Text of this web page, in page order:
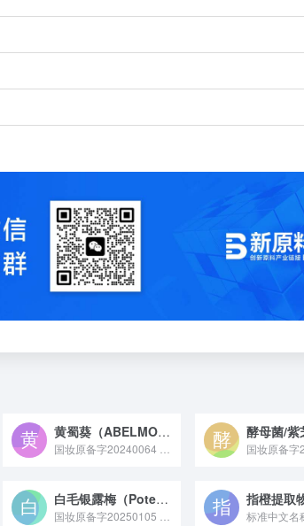
黄蜀葵（ABELMOSCHUS MANIHOT）花提取物
国妆原备字20240064 黄蜀葵（ABELMOSCHUS MANIHOT）花提取物原料是从锦葵科黄蜀葵属植物的花中提取得到，富含黄酮、多糖等活性成分，具有保湿、舒缓及抗氧化特性，常用于化妆品、医药及保健食品领域作为功效性原料。 国妆原备字
白毛银露梅（Potentilla glabra Lodd. var. mandshurica (Maxim.) Hand. -Mazz）提取物
国妆原备字20250105 白毛银露梅提取物是从蔷薇科委陵菜属植物白毛银露梅的全株或特定部位提取的活性原料，富含黄酮、多酚等成分，具有抗氧化、舒缓皮肤敏感的特性，常作为修护或抗初老类功效成分应用于护肤品中，部分研究也显示其在抗炎方面有一定潜力。
指橙提取